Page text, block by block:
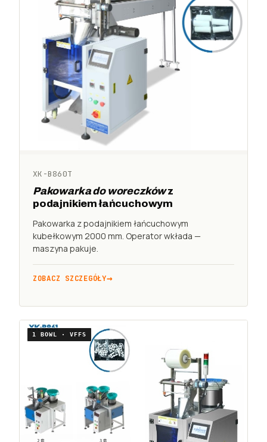
XK-B860T
Pakowarka do woreczkówz
podajnikiem łańcuchowym
Pakowarka z podajnikiem łańcuchowym
kubełkowym 2000 mm. Operator wkłada —
maszyna pakuje.
ZOBACZ SZCZEGÓŁY
1 BOWL · VFFS